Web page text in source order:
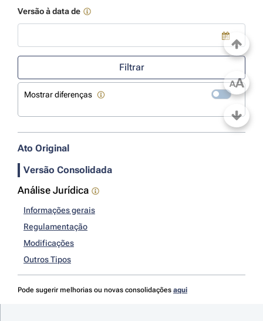
Versão à data de
Use a tecla de seta para baixo para abrir o calendário; Use as
Filtrar
Mostrar diferenças
Ato Original
Versão Consolidada
Análise Jurídica
Informações gerais
Regulamentação
Modificações
Outros Tipos
Pode sugerir melhorias ou novas consolidações aqui
AA